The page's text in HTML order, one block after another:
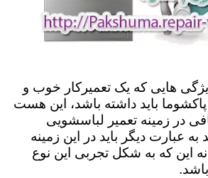
هایی که یک تعمیرکار خوب و
باید داشته باشد، این هست
در زمینه تعمیر لباسشویی
عبارت دیگر باید در این زمینه
این که به شکل تجربی این نوع